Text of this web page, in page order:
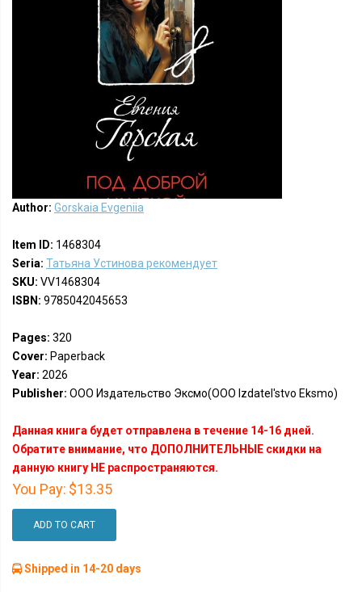
Author: Gorskaia Evgeniia
Item ID: 1468304
Seria: Татьяна Устинова рекомендует
SKU: VV1468304
ISBN: 9785042045653
Pages: 320
Cover: Paperback
Year: 2026
Publisher: ООО Издательство Эксмо(OOO Izdatel'stvo Eksmo)
Данная книга будет отправлена в течение 14-16 дней.
Обратите внимание, что ДОПОЛНИТЕЛЬНЫЕ скидки на
данную книгу НЕ распространяются.
You Pay: $13.35
ADD TO CART
Shipped in 14-20 days